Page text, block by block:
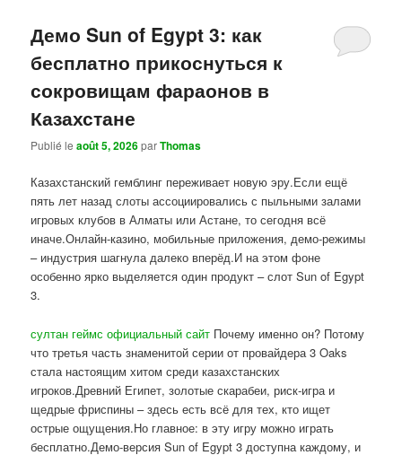
Демо Sun of Egypt 3: как
бесплатно прикоснуться к
сокровищам фараонов в
Казахстане
Publié leaoût 5, 2026parThomas
Казахстанский гемблинг переживает новую эру.Если ещё
пять лет назад слоты ассоциировались с пыльными залами
игровых клубов в Алматы или Астане, то сегодня всё
иначе.Онлайн-казино, мобильные приложения, демо-режимы
– индустрия шагнула далеко вперёд.И на этом фоне
особенно ярко выделяется один продукт – слот Sun of Egypt
3.
султан геймс официальный сайт Почему именно он? Потому
что третья часть знаменитой серии от провайдера 3 Oaks
стала настоящим хитом среди казахстанских
игроков.Древний Египет, золотые скарабеи, риск-игра и
щедрые фриспины – здесь есть всё для тех, кто ищет
острые ощущения.Но главное: в эту игру можно играть
бесплатно.Демо-версия Sun of Egypt 3 доступна каждому, и